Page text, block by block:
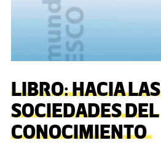
LIBRO: HACIA LAS
SOCIEDADES DEL
CONOCIMIENTO